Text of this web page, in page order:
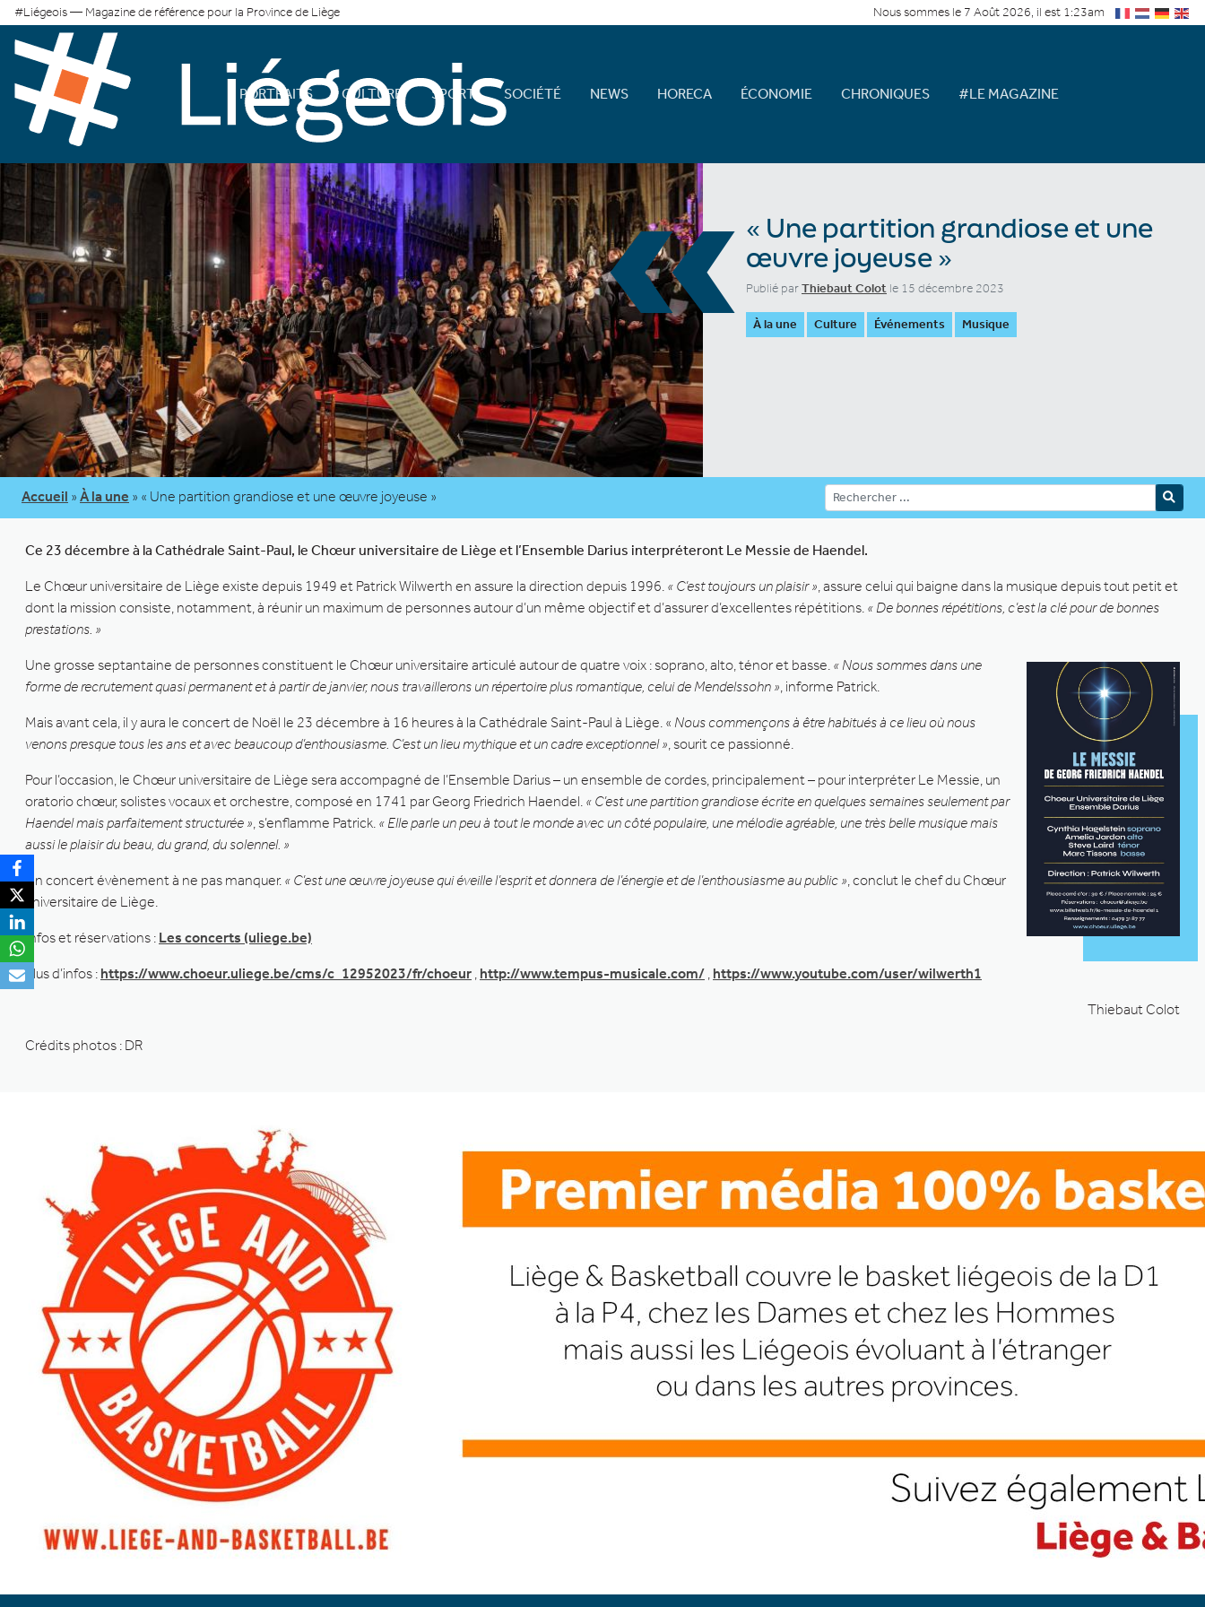
#Liégeois — Magazine de référence pour la Province de Liège Nous sommes le 7 Août 2026, il est 1:23am
PORTRAITS CULTURE SPORT SOCIÉTÉ NEWS HORECA ÉCONOMIE CHRONIQUES #LE MAGAZINE
«« Une partition grandiose et une
œuvre joyeuse »
Publié parThiebaut Colot le 15 décembre 2023
À la une Culture Événements Musique
Accueil » À la une » « Une partition grandiose et une œuvre joyeuse »
Ce 23 décembre à la Cathédrale Saint-Paul, le Chœur universitaire de Liège et l’Ensemble Darius interpréteront Le Messie de Haendel.
Le Chœur universitaire de Liège existe depuis 1949 et Patrick Wilwerth en assure la direction depuis 1996. « C’est toujours un plaisir », assure celui qui baigne dans la musique depuis tout petit et
dont la mission consiste, notamment, à réunir un maximum de personnes autour d’un même objectif et d’assurer d’excellentes répétitions. « De bonnes répétitions, c’est la clé pour de bonnes
prestations. »
Une grosse septantaine de personnes constituent le Chœur universitaire articulé autour de quatre voix : soprano, alto, ténor et basse. « Nous sommes dans une
forme de recrutement quasi permanent et à partir de janvier, nous travaillerons un répertoire plus romantique, celui de Mendelssohn », informe Patrick.
Mais avant cela, il y aura le concert de Noël le 23 décembre à 16 heures à la Cathédrale Saint-Paul à Liège. « Nous commençons à être habitués à ce lieu où nous
venons presque tous les ans et avec beaucoup d’enthousiasme. C’est un lieu mythique et un cadre exceptionnel », sourit ce passionné.
Pour l’occasion, le Chœur universitaire de Liège sera accompagné de l’Ensemble Darius – un ensemble de cordes, principalement – pour interpréter Le Messie, un
oratorio chœur, solistes vocaux et orchestre, composé en 1741 par Georg Friedrich Haendel. « C’est une partition grandiose écrite en quelques semaines seulement par
Haendel mais parfaitement structurée », s’enflamme Patrick. « Elle parle un peu à tout le monde avec un côté populaire, une mélodie agréable, une très belle musique mais
aussi le plaisir du beau, du grand, du solennel. »
Un concert évènement à ne pas manquer. « C’est une œuvre joyeuse qui éveille l’esprit et donnera de l’énergie et de l’enthousiasme au public », conclut le chef du Chœur
universitaire de Liège.
Infos et réservations : Les concerts (uliege.be)
Plus d’infos : https://www.choeur.uliege.be/cms/c_12952023/fr/choeur , http://www.tempus-musicale.com/ , https://www.youtube.com/user/wilwerth1
Thiebaut Colot
Crédits photos : DR